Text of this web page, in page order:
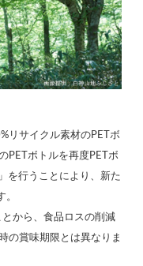
リサイクル素材のPETボ
PETボトルを再度PETボ
を行うことにより、新た
から、食品ロスの削減
賞味期限とは異なりま